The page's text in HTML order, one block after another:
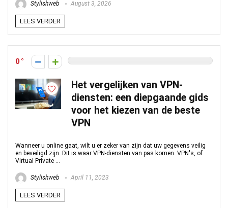
Stylishweb August 3, 2026
LEES VERDER
0
Het vergelijken van VPN-
diensten: een diepgaande gids
voor het kiezen van de beste
VPN
Wanneer u online gaat, wilt u er zeker van zijn dat uw gegevens veilig
en beveiligd zijn. Dit is waar VPN-diensten van pas komen. VPN's, of
Virtual Private ...
Stylishweb April 11, 2023
LEES VERDER